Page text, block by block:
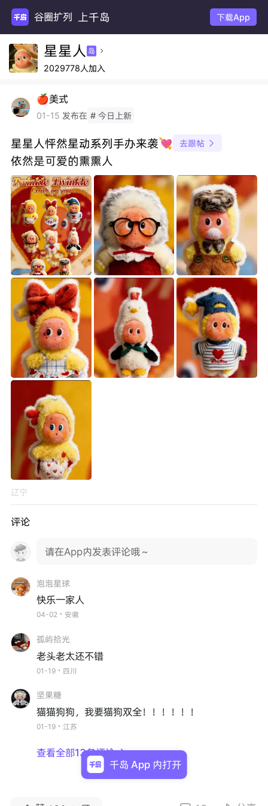
谷圈扩列 上千岛 下载App
星星人 岛 
2029778人加入
🍎美式
01-15 发布在 # 今日上新
星星人怦然星动系列手办来袭💘 去跟帖 
依然是可爱的熏熏人
辽宁
评论
请在App内发表评论哦～
泡泡星球
快乐一家人
04-02・安徽
孤屿拾光
老头老太还不错
01-19・四川
坚果糖
猫猫狗狗，我要猫狗双全！！！！！！
01-19・江苏
查看全部13条评论 
千岛 App 内打开